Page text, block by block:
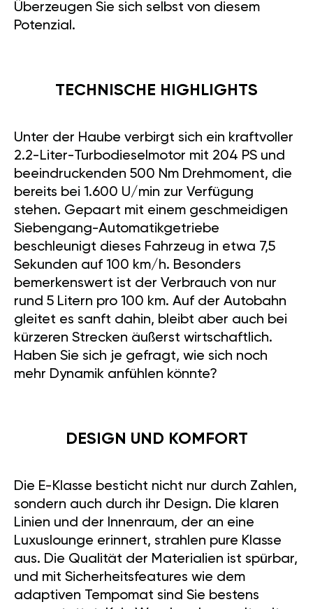
Überzeugen Sie sich selbst von diesem
Potenzial.
TECHNISCHE HIGHLIGHTS
Unter der Haube verbirgt sich ein kraftvoller
2.2-Liter-Turbodieselmotor mit 204 PS und
beeindruckenden 500 Nm Drehmoment, die
bereits bei 1.600 U/min zur Verfügung
stehen. Gepaart mit einem geschmeidigen
Siebengang-Automatikgetriebe
beschleunigt dieses Fahrzeug in etwa 7,5
Sekunden auf 100 km/h. Besonders
bemerkenswert ist der Verbrauch von nur
rund 5 Litern pro 100 km. Auf der Autobahn
gleitet es sanft dahin, bleibt aber auch bei
kürzeren Strecken äußerst wirtschaftlich.
Haben Sie sich je gefragt, wie sich noch
mehr Dynamik anfühlen könnte?
DESIGN UND KOMFORT
Die E-Klasse besticht nicht nur durch Zahlen,
sondern auch durch ihr Design. Die klaren
Linien und der Innenraum, der an eine
Luxuslounge erinnert, strahlen pure Klasse
aus. Die Qualität der Materialien ist spürbar,
und mit Sicherheitsfeatures wie dem
adaptiven Tempomat sind Sie bestens